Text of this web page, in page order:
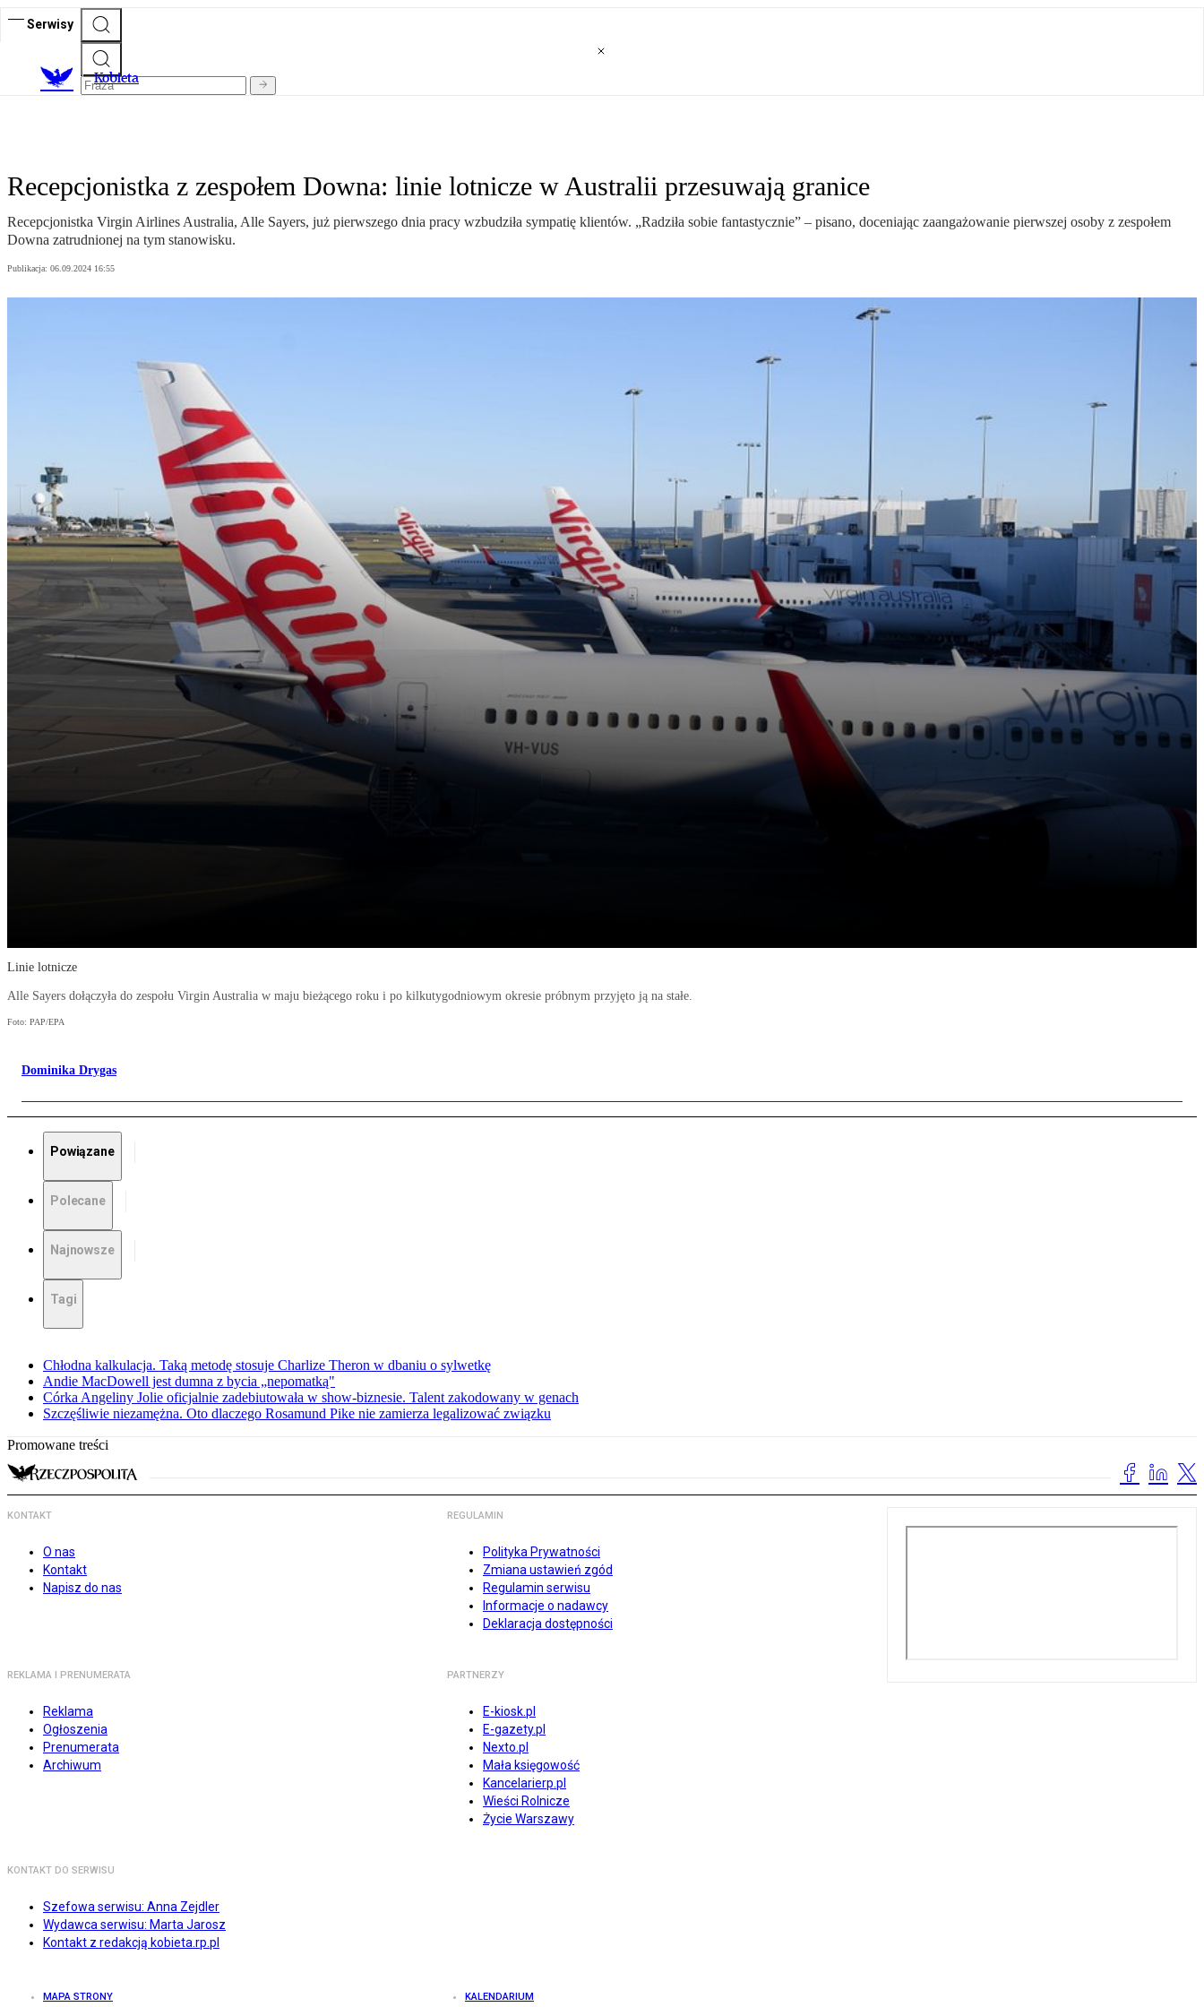
Serwisy
Kobieta
Recepcjonistka z zespołem Downa: linie lotnicze w Australii przesuwają granice
Recepcjonistka Virgin Airlines Australia, Alle Sayers, już pierwszego dnia pracy wzbudziła sympatię klientów. „Radziła sobie fantastycznie” – pisano, doceniając zaangażowanie pierwszej osoby z zespołem
Downa zatrudnionej na tym stanowisku.
Publikacja: 06.09.2024 16:55
Linie lotnicze
Alle Sayers dołączyła do zespołu Virgin Australia w maju bieżącego roku i po kilkutygodniowym okresie próbnym przyjęto ją na stałe.
Foto: PAP/EPA
Dominika Drygas
Powiązane
Polecane
Najnowsze
Tagi
Chłodna kalkulacja. Taką metodę stosuje Charlize Theron w dbaniu o sylwetkę
Andie MacDowell jest dumna z bycia „nepomatką"
Córka Angeliny Jolie oficjalnie zadebiutowała w show-biznesie. Talent zakodowany w genach
Szczęśliwie niezamężna. Oto dlaczego Rosamund Pike nie zamierza legalizować związku
Promowane treści
KONTAKT
O nas
Kontakt
Napisz do nas
REGULAMIN
Polityka Prywatności
Zmiana ustawień zgód
Regulamin serwisu
Informacje o nadawcy
Deklaracja dostępności
REKLAMA I PRENUMERATA
Reklama
Ogłoszenia
Prenumerata
Archiwum
PARTNERZY
E-kiosk.pl
E-gazety.pl
Nexto.pl
Mała księgowość
Kancelarierp.pl
Wieści Rolnicze
Życie Warszawy
KONTAKT DO SERWISU
Szefowa serwisu: Anna Zejdler
Wydawca serwisu: Marta Jarosz
Kontakt z redakcją kobieta.rp.pl
MAPA STRONY KALENDARIUM